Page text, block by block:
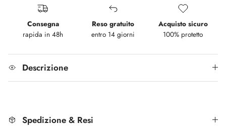
Consegna
rapida in 48h
Reso gratuito
entro 14 giorni
Acquisto sicuro
100% protetto
Descrizione
Spedizione & Resi